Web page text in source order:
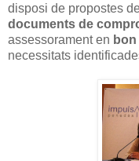
disposi de propostes
documents de
assessorament en
necessitats